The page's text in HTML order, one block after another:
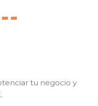
tu negocio y